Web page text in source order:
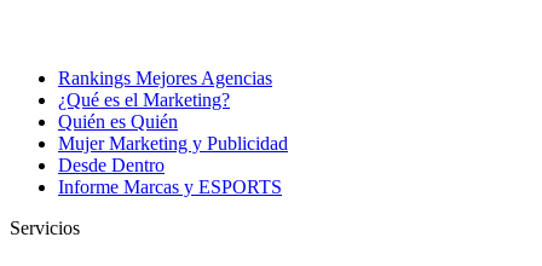
Rankings Mejores Agencias
¿Qué es el Marketing?
Quién es Quién
Mujer Marketing y Publicidad
Desde Dentro
Informe Marcas y ESPORTS
Servicios